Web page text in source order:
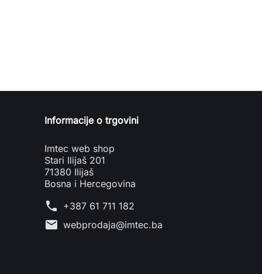
Informacije o trgovini
Imtec web shop
Stari Ilijaš 201
71380 Ilijaš
Bosna i Hercegovina
phone +387 61 711 182
mail webprodaja@imtec.ba